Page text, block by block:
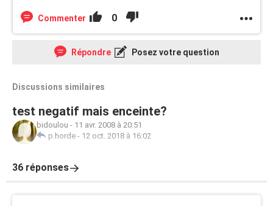
Commenter 0
Répondre Posez votre question
Discussions similaires
test negatif mais enceinte?
bidoulou - 11 avr. 2008 à 20:51
p.horde - 12 oct. 2018 à 16:02
36 réponses